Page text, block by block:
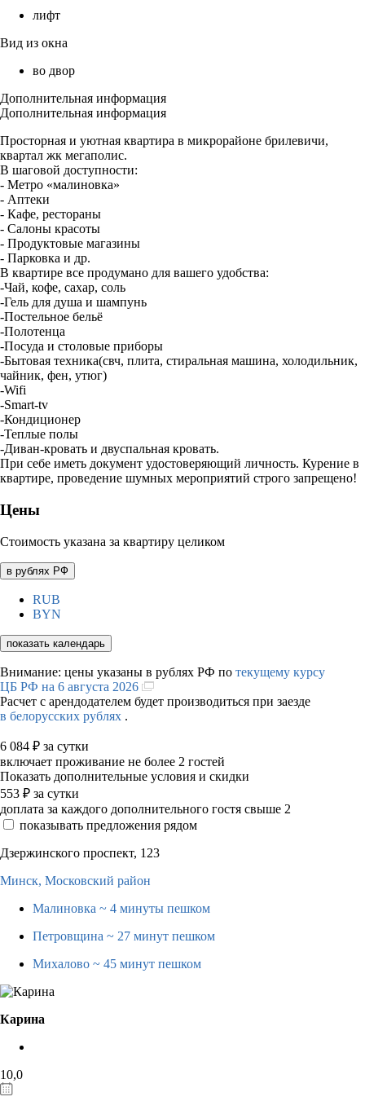
лифт
Вид из окна
во двор
Дополнительная информация
Дополнительная информация
Просторная и уютная квартира в микрорайоне брилевичи,
квартал жк мегаполис.
В шаговой доступности:
- Метро «малиновка»
- Аптеки
- Кафе, рестораны
- Салоны красоты
- Продуктовые магазины
- Парковка и др.
В квартире все продумано для вашего удобства:
-Чай, кофе, сахар, соль
-Гель для душа и шампунь
-Постельное бельё
-Полотенца
-Посуда и столовые приборы
-Бытовая техника(свч, плита, стиральная машина, холодильник,
чайник, фен, утюг)
-Wifi
-Smart-tv
-Кондиционер
-Теплые полы
-Диван-кровать и двуспальная кровать.
При себе иметь документ удостоверяющий личность. Курение в
квартире, проведение шумных мероприятий строго запрещено!
Цены
Стоимость указана за квартиру целиком
в рублях РФ
RUB
BYN
показать календарь
Внимание: цены указаны в рублях РФ по текущему курсу
ЦБ РФ на 6 августа 2026
Расчет с арендодателем будет производиться при заезде
в белорусских рублях .
6 084 ₽ за сутки
включает проживание не более 2 гостей
Показать дополнительные условия и скидки
553 ₽ за сутки
доплата за каждого дополнительного гостя свыше 2
показывать предложения рядом
Дзержинского проспект, 123
Минск, Московский район
Малиновка ~ 4 минуты пешком
Петровщина ~ 27 минут пешком
Михалово ~ 45 минут пешком
Карина
10,0